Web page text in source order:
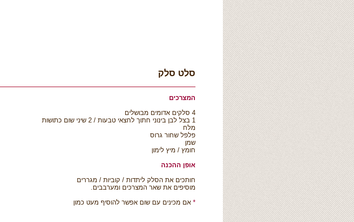
סלט סלק
המצרכים
4 סלקים אדומים מבושלים
1 בצל לבן בינוני חתוך לחצאי טבעות / 2 שיני שום כתושות
מלח
פלפל שחור גרוס
שמן
חומץ / מיץ לימון
אופן ההכנה
חותכים את הסלק ליתדות / קוביות / מגררים
מוסיפים את שאר המצרכים ומערבבים.
* אם מכינים עם שום אפשר להוסיף מעט כמון